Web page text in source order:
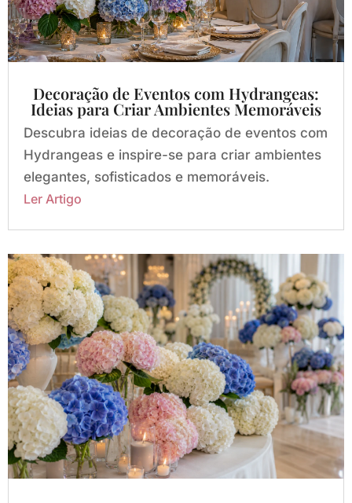
Decoração de Eventos com Hydrangeas:
Ideias para Criar Ambientes Memoráveis
Descubra ideias de decoração de eventos com
Hydrangeas e inspire-se para criar ambientes
elegantes, sofisticados e memoráveis.